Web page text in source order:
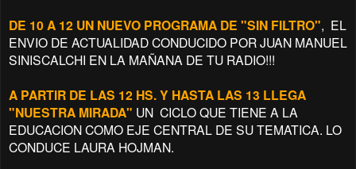
DE 10 A 12 UN NUEVO PROGRAMA DE "SIN FILTRO", EL
ENVIO DE ACTUALIDAD CONDUCIDO POR JUAN MANUEL
SINISCALCHI EN LA MAÑANA DE TU RADIO!!!
A PARTIR DE LAS 12 HS. Y HASTA LAS 13 LLEGA
"NUESTRA MIRADA" UN CICLO QUE TIENE A LA
EDUCACION COMO EJE CENTRAL DE SU TEMATICA. LO
CONDUCE LAURA HOJMAN.